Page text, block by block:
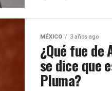
MÉXICO 3 años ago
¿Qué fue de
se dice que
Pluma?